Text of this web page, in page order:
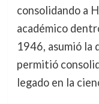
consolidando a
académico
1946, asumió
permitió
legado en la